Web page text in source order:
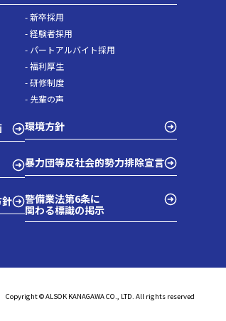
- 新卒採用
- 経験者採用
- パートアルバイト採用
- 福利厚生
- 研修制度
- 先輩の声
環境方針
暴力団等反社会的勢力排除宣言
警備業法第6条に
関わる標識の掲示
Copyright © ALSOK KANAGAWA CO., LTD. All rights reserved